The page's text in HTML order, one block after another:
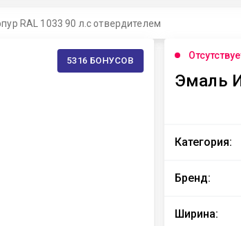
RAL 1033 90 л.с отвердителем
5316 БОНУСОВ
Эмаль
Категория:
Бренд:
Ширина: